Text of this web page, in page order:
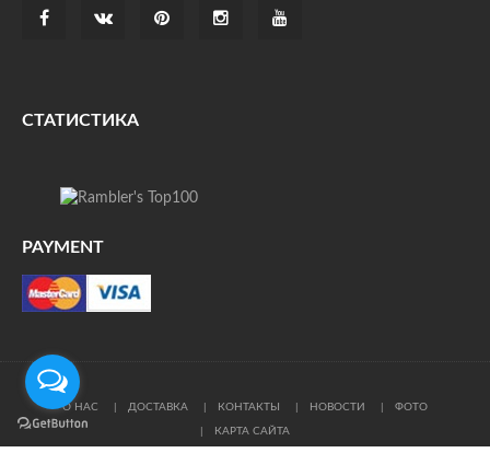
СТАТИСТИКА
PAYMENT
О НАС ДОСТАВКА КОНТАКТЫ НОВОСТИ ФОТО
КАРТА САЙТА